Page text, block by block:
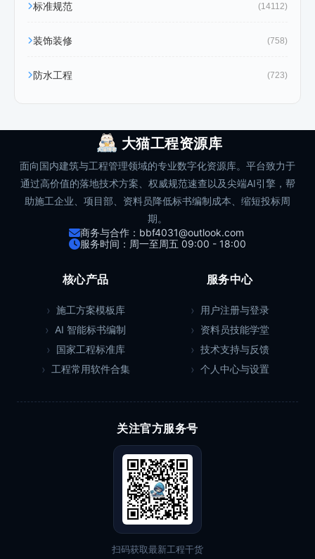
标准规范 (14112)
装饰装修 (758)
防水工程 (723)
大猫工程资源库
面向国内建筑与工程管理领域的专业数字化资源库。平台致力于
通过高价值的落地技术方案、权威规范速查以及尖端AI引擎，帮
助施工企业、项目部、资料员降低标书编制成本、缩短投标周
期。
商务与合作：bbf4031@outlook.com
服务时间：周一至周五 09:00 - 18:00
核心产品
施工方案模板库
AI 智能标书编制
国家工程标准库
工程常用软件合集
服务中心
用户注册与登录
资料员技能学堂
技术支持与反馈
个人中心与设置
关注官方服务号
扫码获取最新工程干货